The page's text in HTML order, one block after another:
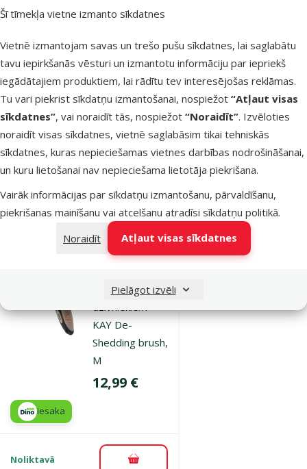
Šī tīmekļa vietne izmanto sīkdatnes
Vietnē izmantojam savas un trešo pušu sīkdatnes, lai saglabātu
tavu iepirkšanās vēsturi un izmantotu informāciju par iepriekš
iegādātajiem produktiem, lai rādītu tev interesējošas reklāmas.
Tu vari piekrist sīkdatņu izmantošanai, nospiežot “Atļaut visas
sīkdatnes”, vai noraidīt tās, nospiežot “Noraidīt”. Izvēloties
noraidīt visas sīkdatnes, vietnē saglabāsim tikai tehniskās
sīkdatnes, kuras nepieciešamas vietnes darbības nodrošināšanai,
un kuru lietošanai nav nepieciešama lietotāja piekrišana.
Vairāk informācijas par sīkdatņu izmantošanu, pārvaldīšanu,
piekrišanas mainīšanu vai atcelšanu atradīsi sīkdatņu politikā.
Noraidīt
Atļaut visas sīkdatnes
Pielāgot izvēli
Ķemme
dzīvniekiem –
KAY De-
Shedding brush,
S
Cena
9,99 €
iesaka
Noliktavā Pievienot grozam
Ķemme
KAY De-
Shedding brush,
M
Cena
12,99 €
iesaka
Noliktavā Pievienot grozam